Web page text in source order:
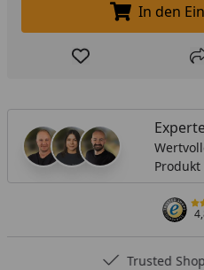
In den
Produkt zur
Trusted